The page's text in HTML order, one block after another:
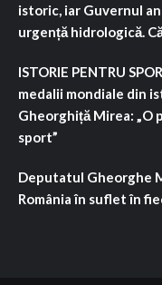
istoric, iar Guvernul
urgență hidrologică.
ISTORIE PENTRU
medalii mondiale din
Gheorghiță Mirea: „O
sport”
Deputatul Gheorghe
România în suflet în